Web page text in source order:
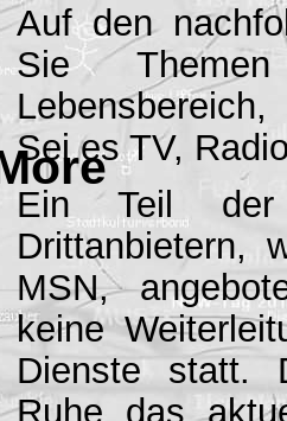
Auf den
Sie
Sei es TV,
Ein Teil
Drittanbietern,
MSN,
keine
Dienste statt.
Ruhe das